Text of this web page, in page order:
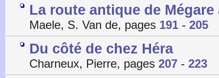
La route antique de
Maele, S. Van de, pages 191 - 205
Du côté de chez Héra
Charneux, Pierre, pages 207 - 223